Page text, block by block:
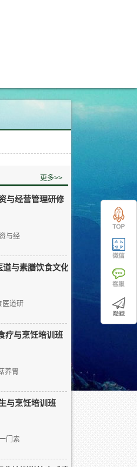
更多>>
与经营管理研修
与经
与素膳饮食文化
医道研
疗与烹饪培训班
养胃
与烹饪培训班
门素